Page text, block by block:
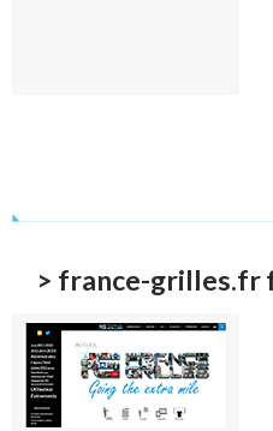
> france-grilles.fr